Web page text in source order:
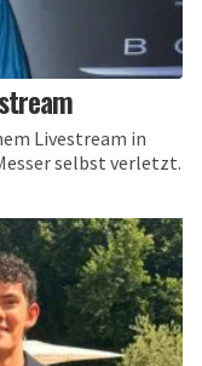
Livestream in
selbst verletzt.